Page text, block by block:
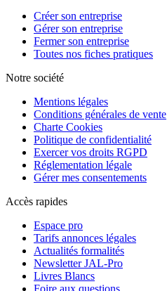
Créer son entreprise
Gérer son entreprise
Fermer son entreprise
Toutes nos fiches pratiques
Notre société
Mentions légales
Conditions générales de vente
Charte Cookies
Politique de confidentialité
Exercer vos droits RGPD
Réglementation légale
Gérer mes consentements
Accès rapides
Espace pro
Tarifs annonces légales
Actualités formalités
Newsletter JAL-Pro
Livres Blancs
Foire aux questions